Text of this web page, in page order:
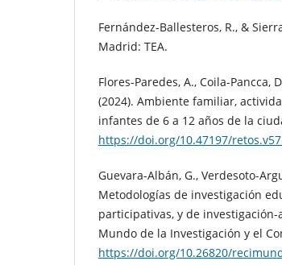
Fernández-Ballesteros, R., &
Madrid: TEA.
Flores-Paredes, A., Coila-Pancca,
(2024). Ambiente familiar,
infantes de 6 a 12 años de la
https://doi.org/10.47197/
Guevara-Albán, G., Verdesoto-
Metodologías de investigación
participativas, y de
Mundo de la Investigación y el
https://doi.org/10.26820/